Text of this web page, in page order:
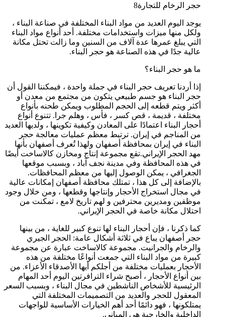
حجر الرخام للتجارة8
يوجد اليوم العديد من مواد البناء المختلفة في صناعة البناء ،
ولكل منها ميزات واستخدامات مختلفة. أحد أنواع مواد البناء
التي يبلغ عمرها عدة آلاف من السنين وما زالت تحتل مكانة
عالية جدًا في هذه الصناعة هو حجر البناء.
ما هو حجر البناء؟
إذا أردنا تعريف حجر البناء في جملة واحدة ، فيمكننا القول أن
حجر البناء هو جسم طبيعي يتكون من مجتمع من معدن أو
أكثر ويتم قطعه إلى الحجم المطلوب ويمكن طحنه بأنواع
مختلفة ، قديمة ، قص كسر ، فأس ، وهلم جرا. تتنوع أنواع
أحجار البناء اعتمادًا على المعادن وكيفية تكوينها ، ولديها العديد
من المناجم في إيران. ترتبط معظم عمليات معالجة حجر
البناء في إيران بمحافظة أصفهان ولهذا تُعرف أصفهان بأنها
مهد الحجر الإيراني.تقع مجموعة إنتاج ومخازن كالاساخت أيضًا
في هذه المحافظة وفي مدينة نجف آباد ، وبسبب موقعها
الجغرافي ، يمكن الوصول إليها من معظم المحافظات.
بالإضافة إلى كل هذا ، تمتلك محافظة أصفهان إمكانات عالية
في مجال استخراج الأحجار وإنتاجها وقطعها ، ومن خلال وجود
موظفين ومديرين محترفین و لهم تاريخ لامع ، تمكنت من
احتلال مكانة خاصة في الحجر الإيراني.
كما ذكرنا ، فإن أحجار البناء لها تنوع كبير للغاية ، من بينها
حجر أصفهان يباع في ثلاثة أشكال عامة: الحجر الجيري
والرخام والجرانيت. مجموعة كالاساخت عبارة عن مجموعة
كبيرة من مواد البناء التي جمعت أنواعًا مختلفة من هذه
الأحجار بعمليات مختلفة من أجلكم أيها الأصدقاء الأعزاء. من
بين أنواع الأحجار ، أصبح شراء الترافرتين اليوم أحد المهام
الرئيسية للأشخاص الناشطين في مجال البناء ، وبسبب السعر
المعقول للحجر والعديد من التصميمات المختلفة التي
يمتلكونها ، فهو دائمًا أحد أهم الخيارات الأساسية للواجهات
الداخلية والخارجية هي المباني.